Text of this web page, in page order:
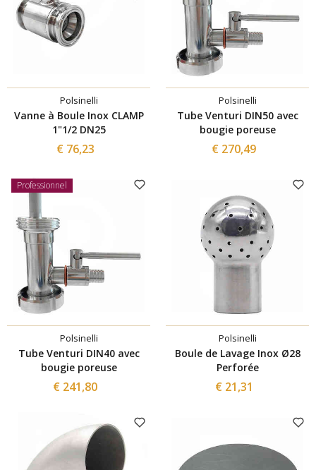
Polsinelli
Vanne à Boule Inox CLAMP
1"1/2 DN25
€ 76,23
Polsinelli
Tube Venturi DIN50 avec
bougie poreuse
€ 270,49
Professionnel
Polsinelli
Tube Venturi DIN40 avec
bougie poreuse
€ 241,80
Polsinelli
Boule de Lavage Inox Ø28
Perforée
€ 21,31